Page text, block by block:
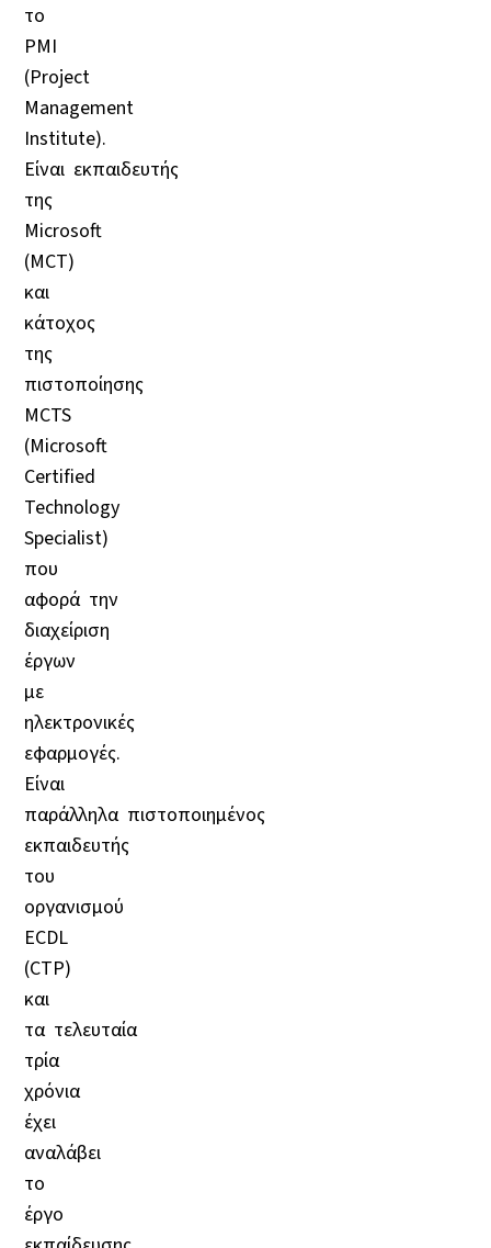
το
PMI
(Project
Management
Institute).
Είναι εκπαιδευτής
της
Microsoft
(MCT)
και
κάτοχος
της
πιστοποίησης
MCTS
(Microsoft
Certified
Technology
Specialist)
που
αφορά την
διαχείριση
έργων
με
ηλεκτρονικές
εφαρμογές.
Είναι
παράλληλα πιστοποιημένος
εκπαιδευτής
του
οργανισμού
ECDL
(CTP)
και
τα τελευταία
τρία
χρόνια
έχει
αναλάβει
το
έργο